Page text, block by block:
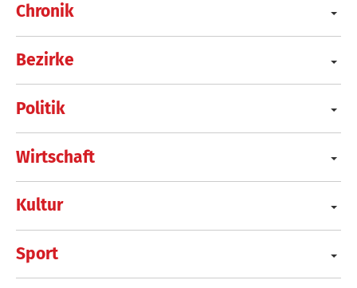
Chronik
Bezirke
Politik
Wirtschaft
Kultur
Sport